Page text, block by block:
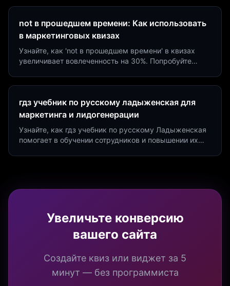
not в прошедшем времени: Как использовать
в маркетинговых квизах
Узнайте, как 'not в прошедшем времени' в квизах
увеличивает вовлеченность на 30%. Попробуйте
гдз учебник по русскому ладыженская для
маркетинга и лидогенерации
Узнайте, как гдз учебник по русскому Ладыженская
помогает в обучении сотрудников и повышении их
Увеличьте конверсию
вашего сайта
Создайте квиз или виджет за 5
минут — без программиста